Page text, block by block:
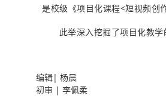
是校级《项目化课程<短视频创
此举深入挖掘了项目化教
编辑| 杨晨
初审 | 李佩柔